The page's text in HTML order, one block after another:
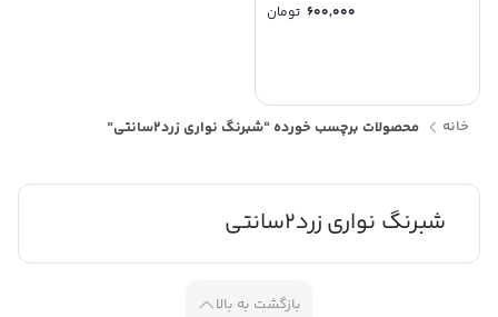
600,000 تومان
خانه محصولات برچسب خورده “شبرنگ نواری زرد2سانتی”
شبرنگ نواری زرد2سانتی
بازگشت به بالا